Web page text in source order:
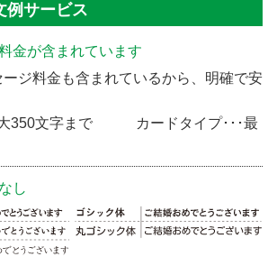
例サービス
金が含まれています
ジ料金も含まれているから、明確で安
大350文字まで カードタイプ･･･最
し